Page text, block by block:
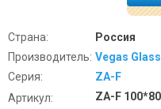
Страна:
Россия
Производитель: Vegas Glass
Серия:
ZA-F
Артикул: